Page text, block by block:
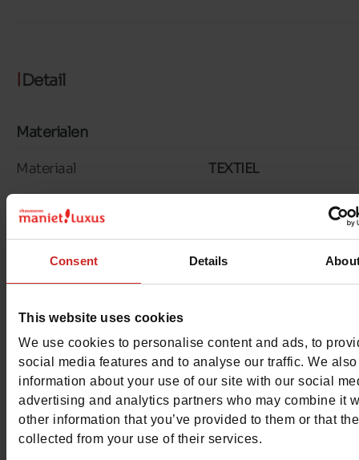
Consent Details
This website uses cookies
We use cookies to personalise content and ads, to
social media features and to analyse our traffic. We
information about your use of our site with our social
advertising and analytics partners who may combine it
other information that you’ve provided to them or that
collected from your use of their services.
Detail
Materialen
Materiaal TEXTIEL
Voering
Binnenzool TEXTIEL
Zool GEGOMD
Kenmerken
Color MARINE
Breedte van de Raad normal
Waterbestendig Neen